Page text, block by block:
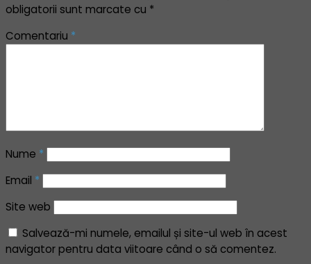
obligatorii sunt marcate cu *
Comentariu *
Nume *
Email *
Site web
Salvează-mi numele, emailul și site-ul web în acest
navigator pentru data viitoare când o să comentez.